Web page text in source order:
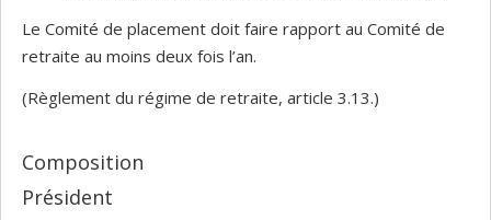
Le Comité de placement doit faire rapport au Comité de
retraite au moins deux fois l’an.
(Règlement du régime de retraite, article 3.13.)
Composition
Président